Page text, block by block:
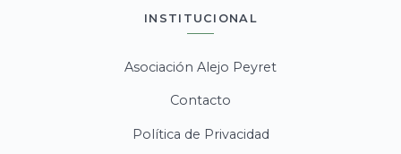
INSTITUCIONAL
Asociación Alejo Peyret
Contacto
Política de Privacidad